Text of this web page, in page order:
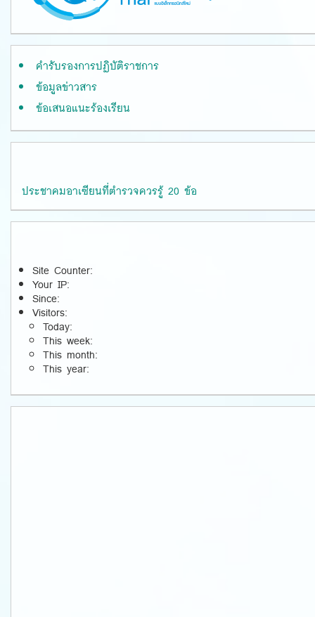
คำรับรองการปฏิบัติราชการ
ข้อมูลข่าวสาร
ข้อเสนอแนะร้องเรียน
ประชาคมอาเซียนที่ตำรวจควรรู้ 20 ข้อ
Site Counter:
Your IP:
Since:
Visitors:
Today:
This week:
This month:
This year: